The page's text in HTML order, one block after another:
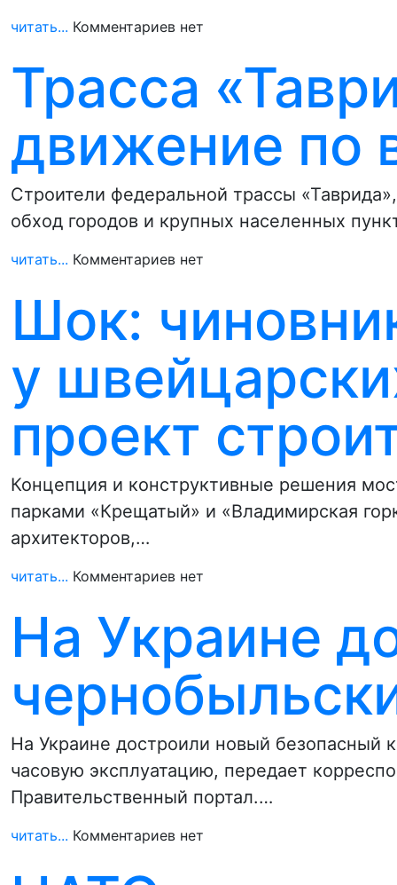
читать... Комментариев нет
Трасса
движение по
Строители федеральной трассы
обход городов и крупных населенных
читать... Комментариев нет
Шок:
у
проект
Концепция и конструктивные решения
парками «Крещатый» и «Владимирская
архитекторов,…
читать... Комментариев нет
На Украине
На Украине достроили новый
часовую эксплуатацию, передает
Правительственный портал.…
читать... Комментариев нет